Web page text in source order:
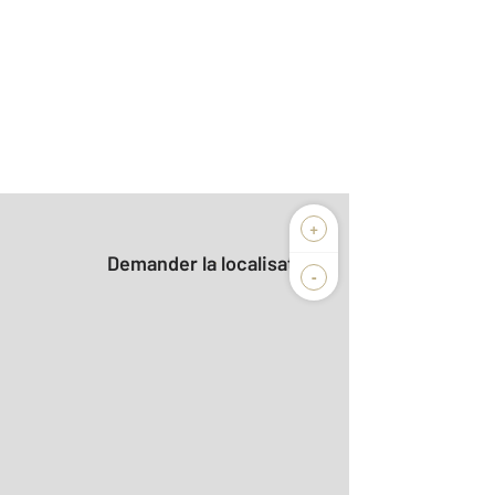
+
-
Demander la localisation